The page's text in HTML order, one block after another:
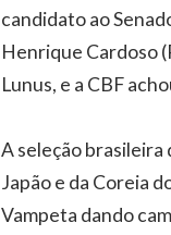
candidato ao
Henrique Cardoso
Lunus, e a CBF
A seleção brasileira
Japão e da Coreia
Vampeta dando